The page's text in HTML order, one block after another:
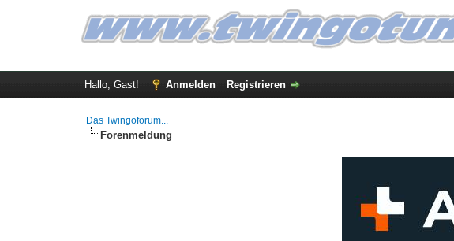
Hallo, Gast! Anmelden Registrieren
Das Twingoforum...
Forenmeldung